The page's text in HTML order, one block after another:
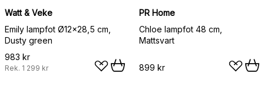
Watt & Veke
Emily lampfot Ø12x28,5 cm,
Dusty green
983 kr
Rek. 1 299 kr
PR Home
Chloe lampfot 48 cm,
Mattsvart
899 kr